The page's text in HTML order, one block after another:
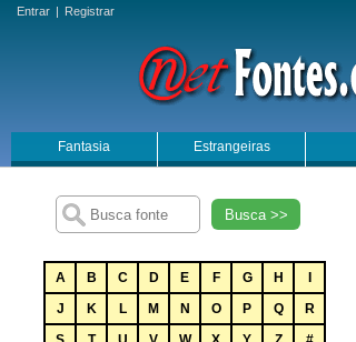
Entrar | Registrar
Fantasia Estrangeiras
Busca >>
A B C D E F G H
J
K L M N O P Q
R